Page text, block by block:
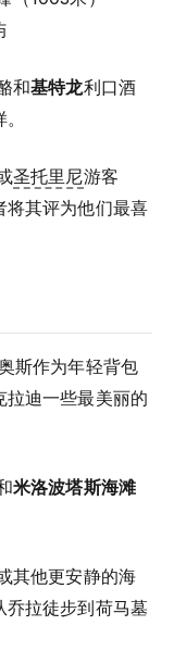
和基特龙利口酒
圣托里尼游客
将其评为他们最喜
斯作为年轻背包
迪一些最美丽的
米洛波塔斯海滩
其他更安静的海
拉徒步到荷马墓